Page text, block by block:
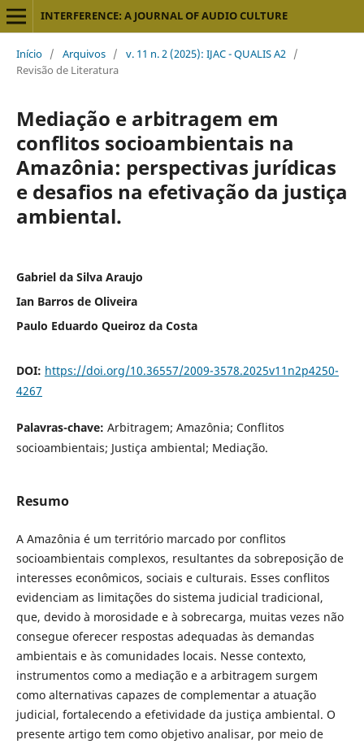
INTERFERENCE: A JOURNAL OF AUDIO CULTURE
Início / Arquivos / v. 11 n. 2 (2025): IJAC - QUALIS A2 /
Revisão de Literatura
Mediação e arbitragem em
conflitos socioambientais na
Amazônia: perspectivas jurídicas
e desafios na efetivação da justiça
ambiental.
Gabriel da Silva Araujo
Ian Barros de Oliveira
Paulo Eduardo Queiroz da Costa
DOI: https://doi.org/10.36557/2009-3578.2025v11n2p4250-
4267
Palavras-chave: Arbitragem; Amazônia; Conflitos
socioambientais; Justiça ambiental; Mediação.
Resumo
A Amazônia é um território marcado por conflitos
socioambientais complexos, resultantes da sobreposição de
interesses econômicos, sociais e culturais. Esses conflitos
evidenciam as limitações do sistema judicial tradicional,
que, devido à morosidade e à sobrecarga, muitas vezes não
consegue oferecer respostas adequadas às demandas
ambientais e às comunidades locais. Nesse contexto,
instrumentos como a mediação e a arbitragem surgem
como alternativas capazes de complementar a atuação
judicial, fortalecendo a efetividade da justiça ambiental. O
presente artigo tem como objetivo analisar, por meio de